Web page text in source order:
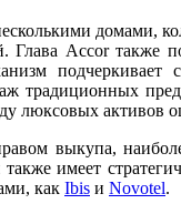
домами,
Глава Accor
подчеркивает
люксовых активов
выкупа,
имеет
как Ibis и Novotel.